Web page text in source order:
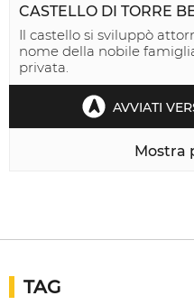
nome della nobile